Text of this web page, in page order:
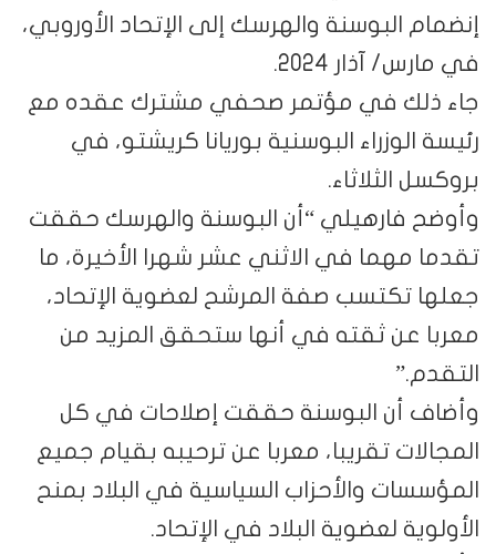
إنضمام البوسنة والهرسك إلى الإتحاد الأوروبي،
في مارس/ آذار 2024.
جاء ذلك في مؤتمر صحفي مشترك عقده مع
رئيسة الوزراء البوسنية بوريانا كريشتو، في
بروكسل الثلاثاء.
وأوضح فارهيلي “أن البوسنة والهرسك حققت
تقدما مهما في الاثني عشر شهرا الأخيرة، ما
جعلها تكتسب صفة المرشح لعضوية الإتحاد،
معربا عن ثقته في أنها ستحقق المزيد من
التقدم.”
وأضاف أن البوسنة حققت إصلاحات في كل
المجالات تقريبا، معربا عن ترحيبه بقيام جميع
المؤسسات والأحزاب السياسية في البلاد بمنح
الأولوية لعضوية البلاد في الإتحاد.